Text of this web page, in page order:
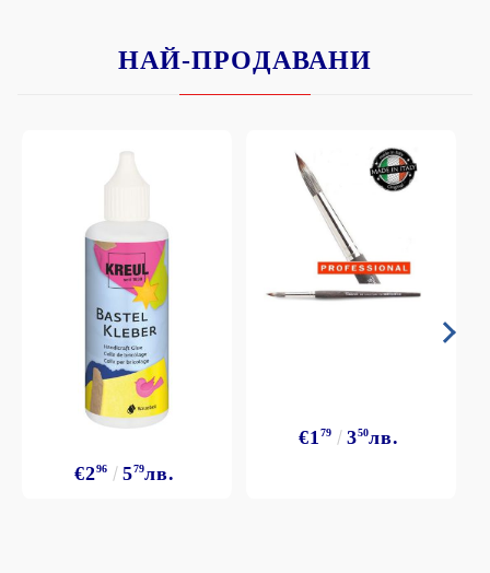
НАЙ-ПРОДАВАНИ
€296 579лв.
€1 79 350лв.